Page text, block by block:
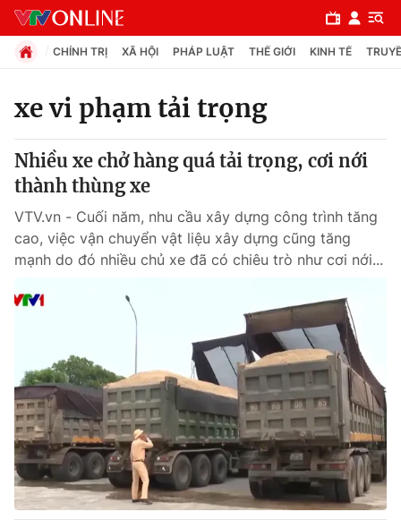
Chuyên mục
Chính trị
Xã hội
Thế giới
Tin tức
Thế giới đó đây
Câu chuyện quốc tế
Kinh tế
Tài chính
Thị trường
Dữ liệu và đời sống
CHÍNH TRỊ XÃ HỘI PHÁP LUẬT THẾ GIỚI KINH TẾ
xe vi phạm tải trọng
Nhiều xe chở hàng quá tải trọng, cơi nới
thành thùng xe
VTV.vn - Cuối năm, nhu cầu xây dựng công trình tăng
cao, việc vận chuyển vật liệu xây dựng cũng tăng
mạnh do đó nhiều chủ xe đã có chiêu trò như cơi nới...